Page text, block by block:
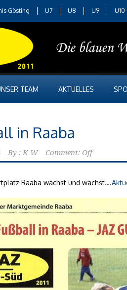
Gösting U7 U8 U9 U10
TEAM AKTUELLES
in Raaba
By : K W Comment: Off
Raaba wächst und wächst….